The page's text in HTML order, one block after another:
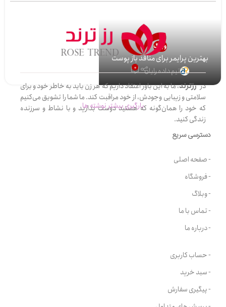
وبلاگ
بهترین پرایمر برای منافذ باز پوست
تیم داده رایا 0
بارگیری بیشتر نوشته ها
دررزترند، ما به این باور اعتقاد داریم که هر زن باید به خاطر خود و برای
سلامتی و زیبایی وجودش، از خود مراقبت کند. ما شما را تشویق می‌کنیم
که خود را همان‌گونه که هستید دوست بدارید و با نشاط و سرزنده
زندگی کنید.
دسترسی سریع
- صفحه اصلی
- فروشگاه
- وبلاگ
- تماس با ما
- درباره ما
- حساب کاربری
- سبد خرید
- پیگیری سفارش